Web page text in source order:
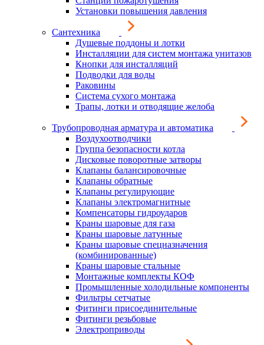
Установки повышения давления
Сантехника
Душевые поддоны и лотки
Инсталляции для систем монтажа унитазов
Кнопки для инсталляций
Подводки для воды
Раковины
Система сухого монтажа
Трапы, лотки и отводящие желоба
Трубопроводная арматура и автоматика
Воздухоотводчики
Группа безопасности котла
Дисковые поворотные затворы
Клапаны балансировочные
Клапаны обратные
Клапаны регулирующие
Клапаны электромагнитные
Компенсаторы гидроударов
Краны шаровые для газа
Краны шаровые латунные
Краны шаровые спецназначения
(комбинированные)
Краны шаровые стальные
Монтажные комплекты КОФ
Промышленные холодильные компоненты
Фильтры сетчатые
Фитинги присоединительные
Фитинги резьбовые
Электроприводы